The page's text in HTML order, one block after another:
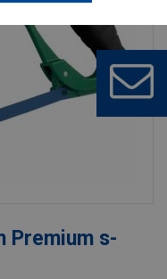
Premium s-